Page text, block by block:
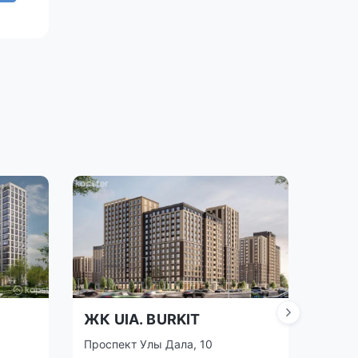
ЖК UIA. BURKIT
Проспект Улы Дала, 10